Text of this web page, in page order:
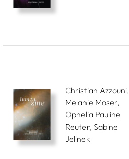
Christian Azzouni,
Melanie Moser,
Ophelia Pauline
Reuter, Sabine
Jelinek